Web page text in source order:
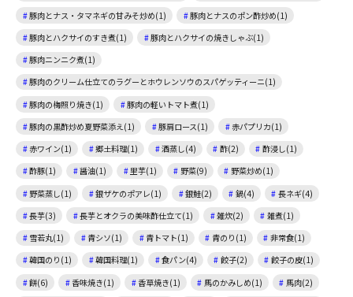
豚肉とナス・タマネギの甘みそ炒め(1)
豚肉とナスのポン酢炒め(1)
豚肉とハクサイのすき煮(1)
豚肉とハクサイの焼きしゃぶ(1)
豚肉ニンニク煮(1)
豚肉のクリーム仕立てのラグーとホウレンソウのスパゲッティーニ(1)
豚肉の梅照り焼き(1)
豚肉の軽いトマト煮(1)
豚肉の黒酢炒め夏野菜添え(1)
豚肩ロース(1)
赤パプリカ(1)
赤ワイン(1)
郷土料理(1) 酒蒸し(4) 酢(2)
酢浸し(1)
酢豚(1)
醤油(1) 里芋(1) 野菜(9)
野菜炒め(1)
野菜蒸し(1)
銀ザケのポアレ(1) 銀鮭(2) 鍋(4)
長ネギ(4)
長芋(3)
長芋とオクラの美味酢仕立て(1) 雑炊(2)
雑煮(1)
雪若丸(1)
青シソ(1) 青トマト(1) 青のり(1)
非常食(1)
韓国のり(1)
韓国料理(1) 食パン(4) 餃子(2)
餃子の皮(1)
餅(6)
香味焼き(1) 香草焼き(1) 馬のかみしめ(1)
馬肉(2)